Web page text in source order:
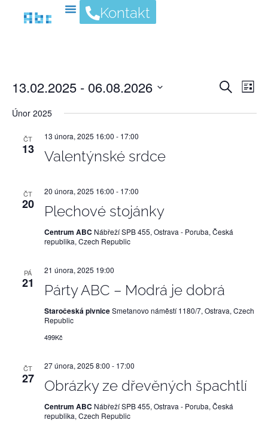
Kontakt
Hledat
13.02.2025 - 06.08.2026
datum.
Únor 2025
ČT
13
13 února, 2025 16:00 - 17:00
Valentýnské srdce
ČT
20
20 února, 2025 16:00 - 17:00
Plechové stojánky
Centrum ABC Nábřeží SPB 455, Ostrava - Poruba, Česká
republika, Czech Republic
PÁ
21
21 února, 2025 19:00
Párty ABC – Modrá je dobrá
Staročeská pivniceSmetanovo náměstí 1180/7, Ostrava, Czech
Republic
499Kč
ČT
27
27 února, 2025 8:00 - 17:00
Obrázky ze dřevěných špachtlí
Centrum ABC Nábřeží SPB 455, Ostrava - Poruba, Česká
republika, Czech Republic